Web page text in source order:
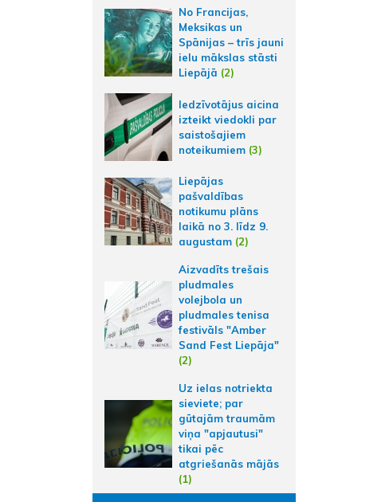
No Francijas,
Meksikas un
Spānijas – trīs jauni
ielu mākslas stāsti
Liepājā (2)
Iedzīvotājus aicina
izteikt viedokli par
saistošajiem
noteikumiem (3)
Liepājas
pašvaldības
notikumu plāns
laikā no 3. līdz 9.
augustam (2)
Aizvadīts trešais
pludmales
volejbola un
pludmales tenisa
festivāls "Amber
Sand Fest Liepāja"
(2)
Uz ielas notriekta
sieviete; par
gūtajām traumām
viņa "apjautusi"
tikai pēc
atgriešanās mājās
(1)